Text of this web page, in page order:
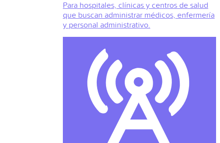
Para hospitales, clínicas y centros de salud
que buscan administrar médicos, enfermería
y personal administrativo.